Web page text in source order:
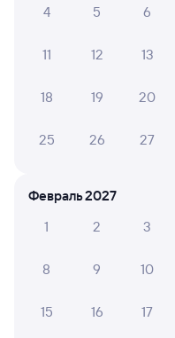
Парка)
от 2 ⁠211 ⁠₽ от2 ⁠797 ⁠₽
548С Проходящий
Сочи
Парка)
06:31
4 5 6
11 12 13
18 19 20
25 26 27
Февраль 2027
1
2 3
8 9 10
15 16 17